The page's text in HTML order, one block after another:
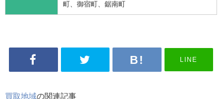
町、御宿町、鋸南町
LINE
買取地域の関連記事